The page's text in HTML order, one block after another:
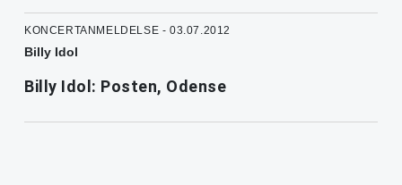
KONCERTANMELDELSE - 03.07.2012
Billy Idol
Billy Idol: Posten, Odense